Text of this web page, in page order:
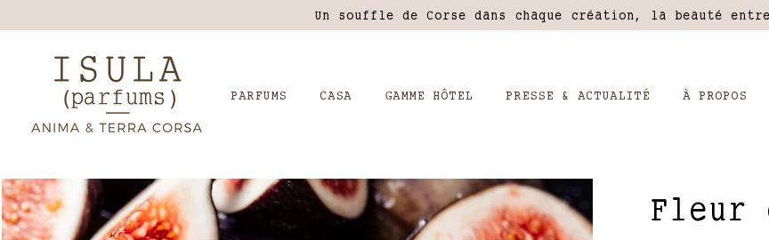
Un souffle de Corse dans chaque création, la beauté
PARFUMS CASA GAMME HÔTEL PRESSE & ACTUALITÉ À PROPOS
Fleur